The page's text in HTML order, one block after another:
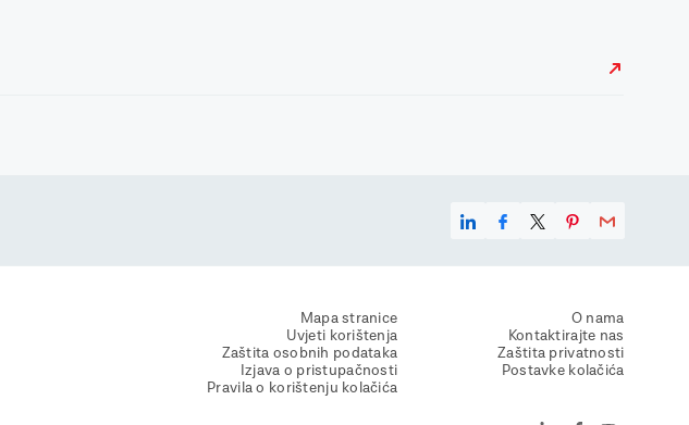
Mapa stranice
Uvjeti korištenja
Zaštita osobnih podataka
Izjava o pristupačnosti
Pravila o korištenju kolačića
O nama
Kontaktirajte nas
Zaštita privatnosti
Postavke kolačića